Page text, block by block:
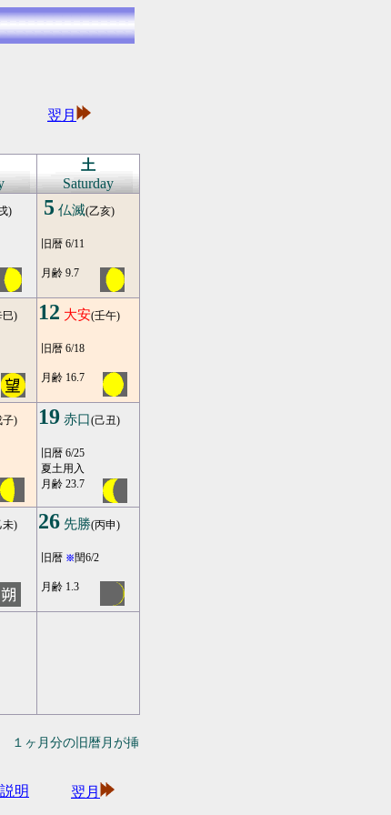
翌月
土
Saturday
) 5 仏滅(乙亥)
旧暦 6/11
月齢 9.7
巳) 12 大安(壬午)
旧暦 6/18
月齢 16.7
子) 19 赤口(己丑)
旧暦 6/25
夏土用入
月齢 23.7
未) 26 先勝(丙申)
旧暦 ※閏6/2
月齢 1.3
１ヶ月分の旧暦月が挿
明 翌月